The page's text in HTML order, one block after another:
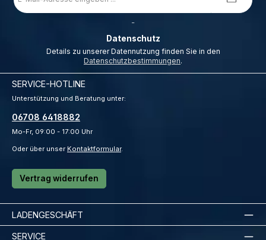
Adresse
Datenschutz
Datenschutzbestimmungen.
SERVICE-HOTLINE
Unterstützung und Beratung unter:
06708 6418882
Mo-Fr, 09:00 - 17:00 Uhr
Oder über unser Kontaktformular.
Vertrag widerrufen
LADENGESCHÄFT
SERVICE